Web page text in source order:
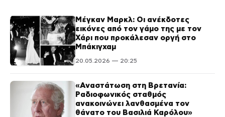
Μέγκαν Μαρκλ: Οι ανέκδοτες
εικόνες από τον γάμο της με τον
Χάρι που προκάλεσαν οργή στο
Μπάκιγχαμ
20.05.2026 — 20:25
«Αναστάτωση στη Βρετανία:
Ραδιοφωνικός σταθμός
ανακοινώνει λανθασμένα τον
θάνατο του Βασιλιά Καρόλου»